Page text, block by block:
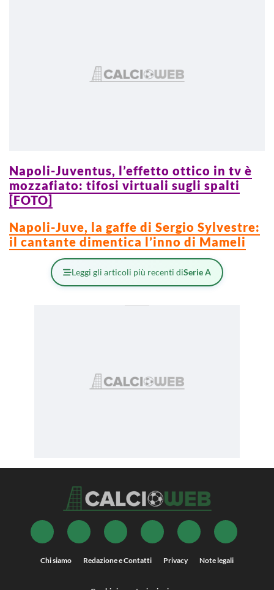
Napoli-Juventus, l’effetto ottico in tv è
mozzafiato: tifosi virtuali sugli spalti
[FOTO]
Napoli-Juve, la gaffe di Sergio Sylvestre:
il cantante dimentica l’inno di Mameli
Leggi gli articoli più recenti diSerie A
Chi siamo Redazione e Contatti Privacy Note legali